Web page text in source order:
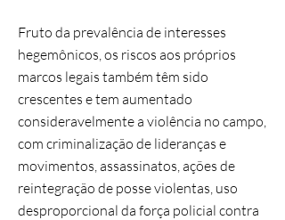
Fruto da prevalência de interesses
hegemônicos, os riscos aos próprios
marcos legais também têm sido
crescentes e tem aumentado
consideravelmente a violência no campo,
com criminalização de lideranças e
movimentos, assassinatos, ações de
reintegração de posse violentas, uso
desproporcional da força policial contra